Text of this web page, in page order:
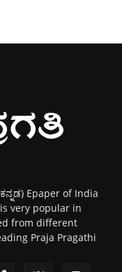
Epaper of India
very popular in
from different
Praja Pragathi